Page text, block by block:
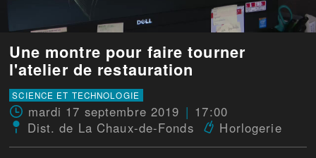
Une montre pour faire tourner
l'atelier de restauration
SCIENCE ET TECHNOLOGIE
mardi 17 septembre 2019
17:00
Dist. de La Chaux-de-Fonds
Horlogerie